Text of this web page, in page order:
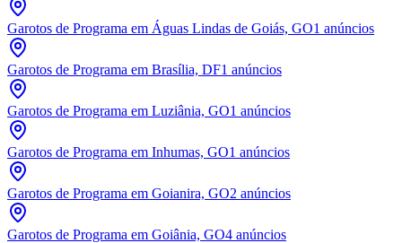
Garotos de Programa em Águas Lindas de Goiás, GO1 anúncios
Garotos de Programa em Brasília, DF1 anúncios
Garotos de Programa em Luziânia, GO1 anúncios
Garotos de Programa em Inhumas, GO1 anúncios
Garotos de Programa em Goianira, GO2 anúncios
Garotos de Programa em Goiânia, GO4 anúncios